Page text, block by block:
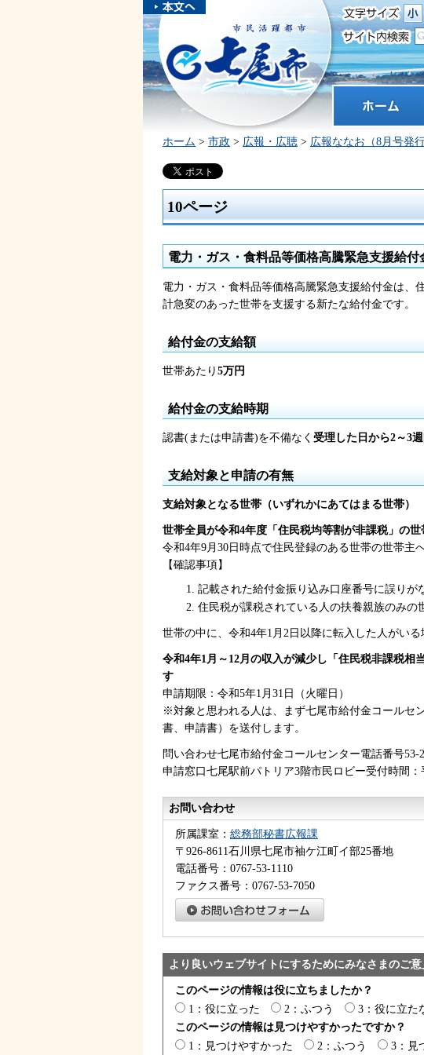
本文へスキ
ップしま
す。
市民活躍都市 七尾市
ホーム > 市政 > 広報・広聴 > 広報ななお（8月号発行
10ページ
電力・ガス・食料品等価格高騰緊急支援給付
電力・ガス・食料品等価格高騰緊急支援給付金は、
計急変のあった世帯を支援する新たな給付金です。
給付金の支給額
世帯あたり 5万円
給付金の支給時期
認書(または申請書)を不備なく 受理した日から2～3
支給対象と申請の有無
支給対象となる世帯（いずれかにあてはまる世帯）
世帯全員が令和4年度「住民税均等割が非課税」の世
令和4年9月30日時点で住民登録のある世帯の世帯主
【確認事項】
記載された給付金振り込み口座番号に誤りが
住民税が課税されている人の扶養親族のみの
世帯の中に、令和4年1月2日以降に転入した人がいる
令和4年1月～12月の収入が減少し「住民税非課税相
す
申請期限：令和5年1月31日（火曜日）
※対象と思われる人は、まず七尾市給付金コールセ
書、申請書）を送付します。
問い合わせ七尾市給付金コールセンター電話番号
申請窓口七尾駅前パトリア3階市民ロビー受付時間
お問い合わせ
所属課室： 総務部秘書広報課
〒926-8611石川県七尾市袖ケ江町イ部25番地
電話番号：0767-53-1110
ファクス番号：0767-53-7050
より良いウェブサイトにするためにみなさまのご
このページの情報は役に立ちましたか？
1：役に立った
2：ふつう
3：役に立た
このページの情報は見つけやすかったですか？
1：見つけやすかった
2：ふつう 3：見